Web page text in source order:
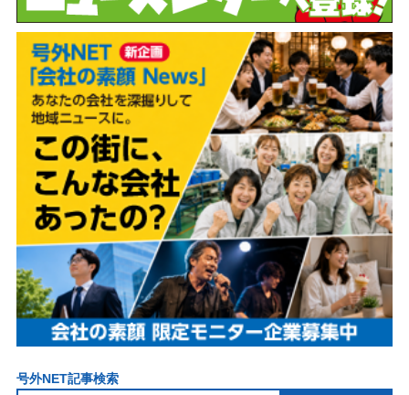
号外NET記事検索